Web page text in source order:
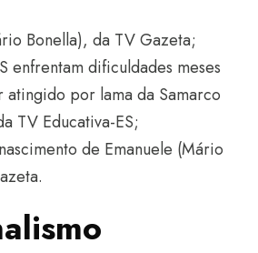
Bonella), da TV Gazeta;
enfrentam dificuldades meses
atingido por lama da Samarco
TV Educativa-ES;
de Emanuele (Mário